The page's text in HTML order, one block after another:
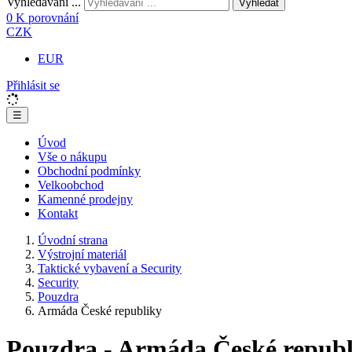
Vyhledat
0 K porovnání
CZK
EUR
Přihlásit se
☰
Úvod
Vše o nákupu
Obchodní podmínky
Velkoobchod
Kamenné prodejny
Kontakt
Úvodní strana
Výstrojní materiál
Taktické vybavení a Security
Security
Pouzdra
Armáda České republiky